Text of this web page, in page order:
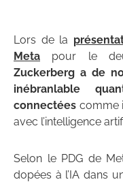
Lors de la
Meta pour le
Zuckerberg a de
inébranlable
connectées comme
avec l’intelligence
Selon le PDG de
dopées à l’IA dans